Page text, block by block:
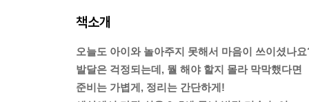
책소개
오늘도 아이와 놀아주지 못해서 마음이 쓰이셨나
발달은 걱정되는데, 뭘 해야 할지 몰라 막막했다면
준비는 가볍게, 정리는 간단하게!